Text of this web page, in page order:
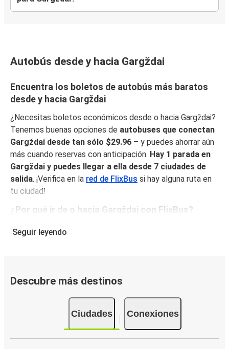
Autobús desde y hacia Gargždai
Encuentra los boletos de autobús más baratos
desde y hacia Gargždai
¿Necesitas boletos económicos desde o hacia Gargždai?
Tenemos buenas opciones de autobuses que conectan
Gargždai desde tan sólo $29.96 – y puedes ahorrar aún
más cuando reservas con anticipación. Hay 1 parada en
Gargždai y puedes llegar a ella desde 7 ciudades de
salida. ¡Verifica en la red de FlixBus si hay alguna ruta en
tu ciudad!
¿Por qué ir de o hacia Gargždai con FlixBus?
FlixBus combina precios bajos con comodidad para
enchufes. Escoge tu asiento favorito al reservar y viaja
equipaje de mano y una pieza de equipaje facturado.
autobús desde o hacia Gargždai
Seguir leyendo
Descubre más destinos
Ciudades Conexiones